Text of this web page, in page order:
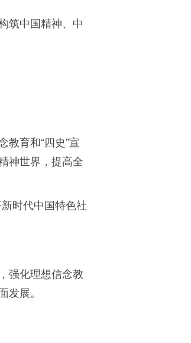
筑中国精神、中
育和“四史”宣
神世界，提高全
时代中国特色社
强化理想信念教
展。